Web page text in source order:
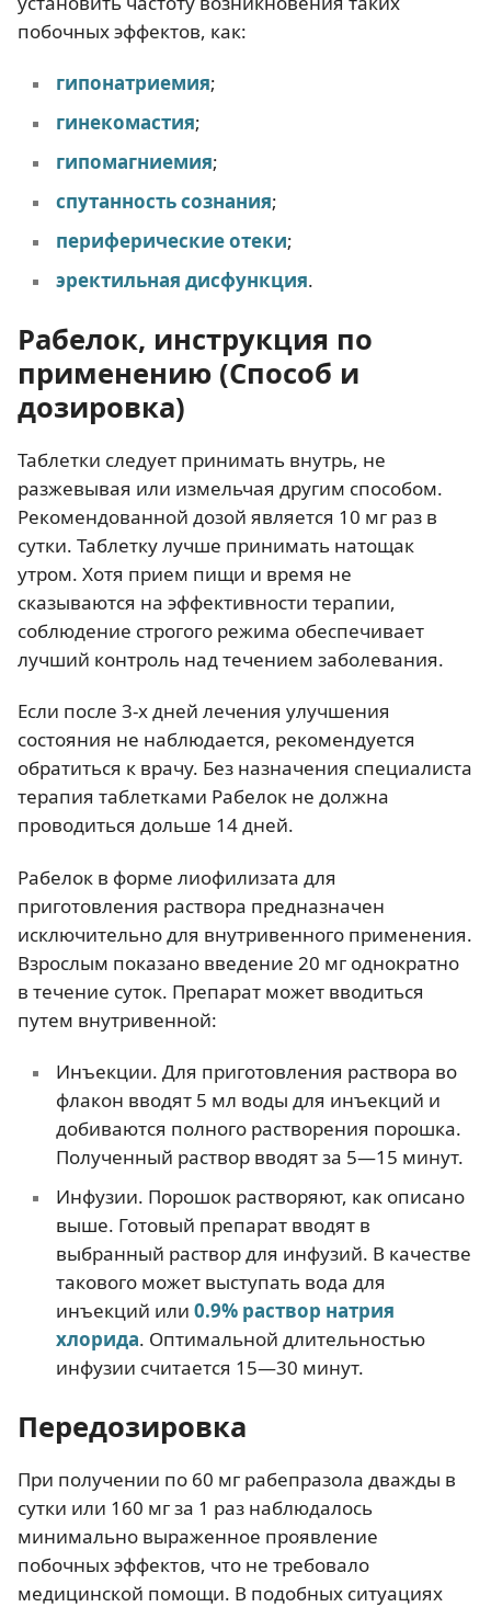
побочных эффектов, как:
гипонатриемия;
гинекомастия;
гипомагниемия;
спутанность сознания;
периферические отеки;
эректильная дисфункция.
Рабелок, инструкция по
применению (Способ и
дозировка)
Таблетки следует принимать внутрь, не
разжевывая или измельчая другим способом.
Рекомендованной дозой является 10 мг раз в
сутки. Таблетку лучше принимать натощак
утром. Хотя прием пищи и время не
сказываются на эффективности терапии,
соблюдение строгого режима обеспечивает
лучший контроль над течением заболевания.
Если после 3-х дней лечения улучшения
состояния не наблюдается, рекомендуется
обратиться к врачу. Без назначения специалиста
терапия таблетками Рабелок не должна
проводиться дольше 14 дней.
Рабелок в форме лиофилизата для
приготовления раствора предназначен
исключительно для внутривенного применения.
Взрослым показано введение 20 мг однократно
в течение суток. Препарат может вводиться
путем внутривенной:
Инъекции. Для приготовления раствора во
флакон вводят 5 мл воды для инъекций и
добиваются полного растворения порошка.
Полученный раствор вводят за 5—15 минут.
Инфузии. Порошок растворяют, как описано
выше. Готовый препарат вводят в
выбранный раствор для инфузий. В качестве
такового может выступать вода для
инъекций или 0.9% раствор натрия
хлорида. Оптимальной длительностью
инфузии считается 15—30 минут.
Передозировка
При получении по 60 мг рабепразола дважды в
сутки или 160 мг за 1 раз наблюдалось
минимально выраженное проявление
побочных эффектов, что не требовало
медицинской помощи. В подобных ситуациях